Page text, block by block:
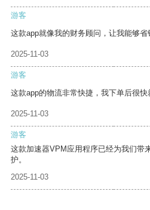
游客
这款app就像我的财务顾问，让我能够省
2025-11-03
游客
这款app的物流非常快捷，我下单后很快
2025-11-03
游客
这款加速器VPM应用程序已经为我们带
护。
2025-11-03